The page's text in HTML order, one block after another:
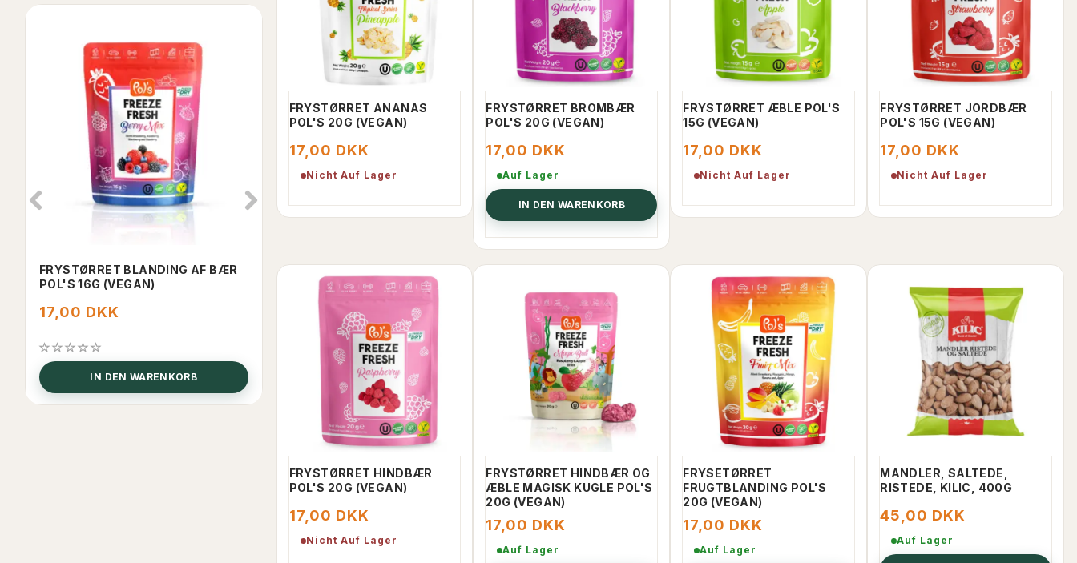
FRYSTØRRET BLANDING AF BÆR
POL'S 16G (VEGAN)
17,00 DKK
IN DEN WARENKORB
TURKISH DELIGHT GAVEBOKS,
4X100G
70,00 DKK
IN DEN WARENKORB
30% RABATT
SARAY GLUTENFRI
FIGNER, 280G.
35,00 DKK 50,00 DKK
IN DEN WARENKORB
30% RABATT
SARAY GLUTENFRI
CHOKOLADEOVERTRUKNE
KASTANJER, 280G.
35,00 DKK
IN DEN WARENKORB
50% RABATT
25,00 DKK
FRYSTØRRET ANANAS
POL'S 20G (VEGAN)
17,00 DKK
Nicht Auf Lager
FRYSTØRRET BROMBÆR
POL'S 20G (VEGAN)
17,00 DKK
Auf Lager
IN DEN WARENKORB
FRYSTØRRET ÆBLE POL'S
15G (VEGAN)
17,00 DKK
Nicht Auf Lager
FRYSTØRRET JORDBÆR
POL'S 15G (VEGAN)
17,00 DKK
Nicht Auf Lager
FRYSTØRRET HINDBÆR
POL'S 20G (VEGAN)
17,00 DKK
Nicht Auf Lager
FRYSTØRRET HINDBÆR OG
ÆBLE MAGISK KUGLE POL'S
20G (VEGAN)
17,00 DKK
Auf Lager
FRYSETØRRET
FRUGTBLANDING POL'S
20G (VEGAN)
17,00 DKK
Auf Lager
MANDLER, SALTEDE,
RISTEDE, KILIC, 400G
45,00 DKK
Auf Lager